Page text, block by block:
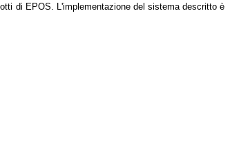
di EPOS. L'implementazione del sistema descritto è